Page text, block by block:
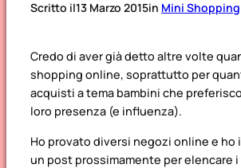
Scritto il13 Marzo 2015in Mini Shopping
Credo di aver già detto altre volte
shopping online, soprattutto per
acquisti a tema bambini che
loro presenza (e influenza).
Ho provato diversi negozi online e ho
un post prossimamente per elencare